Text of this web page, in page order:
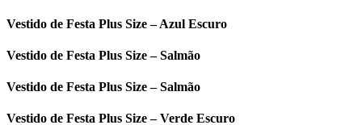
Vestido de Festa Plus Size – Azul Escuro
Vestido de Festa Plus Size – Salmão
Vestido de Festa Plus Size – Salmão
Vestido de Festa Plus Size – Verde Escuro